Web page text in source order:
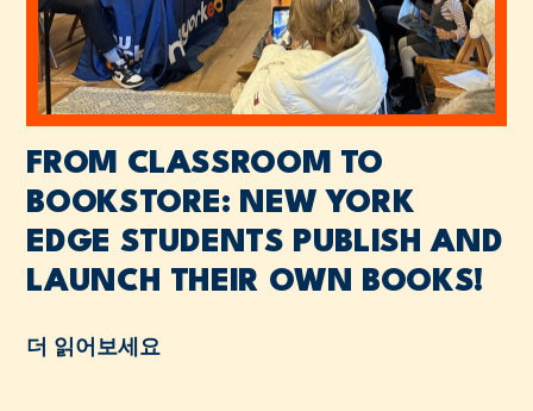
FROM CLASSROOM TO
BOOKSTORE: NEW YORK
EDGE STUDENTS PUBLISH AND
LAUNCH THEIR OWN BOOKS!
더 읽어보세요